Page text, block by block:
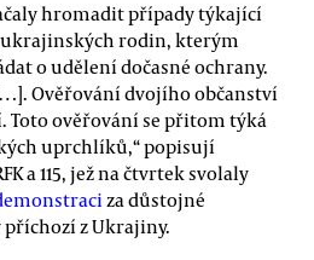
hromadit případy týkající
rodin, kterým
o udělení dočasné ochrany.
Ověřování dvojího občanství
Toto ověřování se přitom týká
uprchlíků,“ popisují
a 115, jež na čtvrtek svolaly
za důstojné
z Ukrajiny.